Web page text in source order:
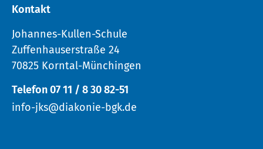
Kontakt
Johannes-Kullen-Schule
Zuffenhauserstraße 24
70825 Korntal-Münchingen
Telefon 07 11 / 8 30 82-51
info-jks@diakonie-bgk.de